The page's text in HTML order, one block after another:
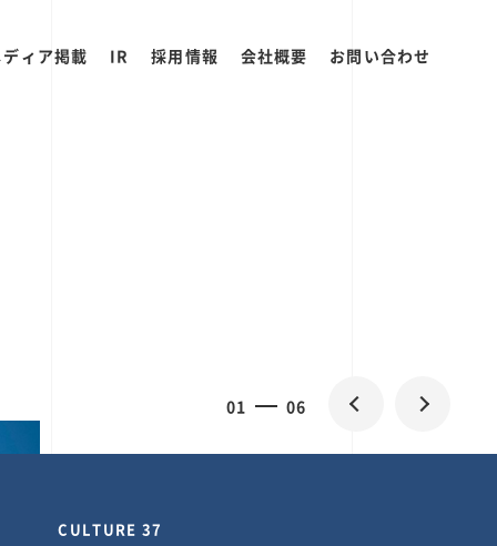
ィア掲載 IR 採用情報 会社概要 お問い合わせ
02 06
CULTURE 30